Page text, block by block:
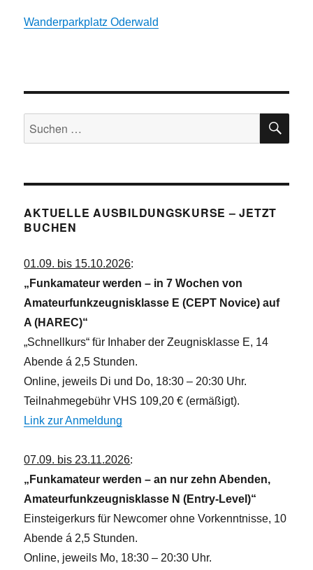
Wanderparkplatz Oderwald
Suchen
nach:
AKTUELLE AUSBILDUNGSKURSE – JETZT
BUCHEN
01.09. bis 15.10.2026:
„Funkamateur werden – in 7 Wochen von
Amateurfunkzeugnisklasse E (CEPT Novice) auf
A (HAREC)“
„Schnellkurs“ für Inhaber der Zeugnisklasse E, 14
Abende á 2,5 Stunden.
Online, jeweils Di und Do, 18:30 – 20:30 Uhr.
Teilnahmegebühr VHS 109,20 € (ermäßigt).
Link zur Anmeldung
07.09. bis 23.11.2026:
„Funkamateur werden – an nur zehn Abenden,
Amateurfunkzeugnisklasse N (Entry-Level)“
Einsteigerkurs für Newcomer ohne Vorkenntnisse, 10
Abende á 2,5 Stunden.
Online, jeweils Mo, 18:30 – 20:30 Uhr.